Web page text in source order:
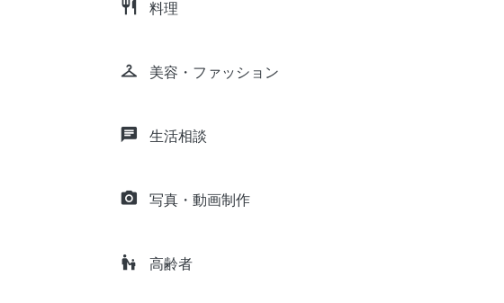
restaurant 料理
checkroom 美容・ファッション
chat 生活相談
camera_alt 写真・動画制作
escalator_warning 高齢者